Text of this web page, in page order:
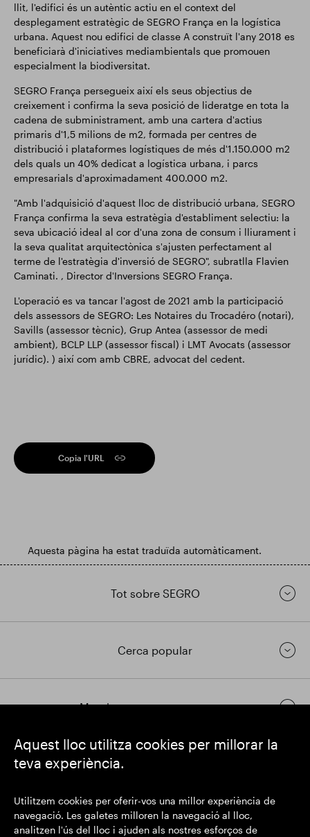
Aquest lloc utilitza cookies per millorar la
teva experiència.
Utilitzem cookies per oferir-vos una millor experiència de
navegació. Les galetes milloren la navegació al lloc,
analitzen l'ús del lloc i ajuden als nostres esforços de
llit, l'edifici és un autèntic actiu en el context del
desplegament estratègic de SEGRO França en la logística
urbana. Aquest nou edifici de classe A construït l'any 2018 es
beneficiarà d'iniciatives mediambientals que promouen
especialment la biodiversitat.
SEGRO França persegueix així els seus objectius de
creixement i confirma la seva posició de lideratge en tota la
cadena de subministrament, amb una cartera d'actius
primaris d'1,5 milions de m2, formada per centres de
distribució i plataformes logístiques de més d'1.150.000 m2
dels quals un 40% dedicat a logística urbana, i parcs
empresarials d'aproximadament 400.000 m2.
"Amb l'adquisició d'aquest lloc de distribució urbana, SEGRO
França confirma la seva estratègia d'establiment selectiu: la
seva ubicació ideal al cor d'una zona de consum i lliurament i
la seva qualitat arquitectònica s'ajusten perfectament al
terme de l'estratègia d'inversió de SEGRO", subratlla Flavien
Caminati. , Director d'Inversions SEGRO França.
L'operació es va tancar l'agost de 2021 amb la participació
dels assessors de SEGRO: Les Notaires du Trocadéro (notari),
Savills (assessor tècnic), Grup Antea (assessor de medi
ambient), BCLP LLP (assessor fiscal) i LMT Avocats (assessor
jurídic). ) així com amb CBRE, advocat del cedent.
Copia l'URL
Aquesta pàgina ha estat traduïda automàticament.
Tot sobre SEGRO
Cerca popular
Mantingueu-vos en contacte
Domicili social: 1 New Burlington Place, Londres W1S 2HR
Número de registre al Regne Unit 167591